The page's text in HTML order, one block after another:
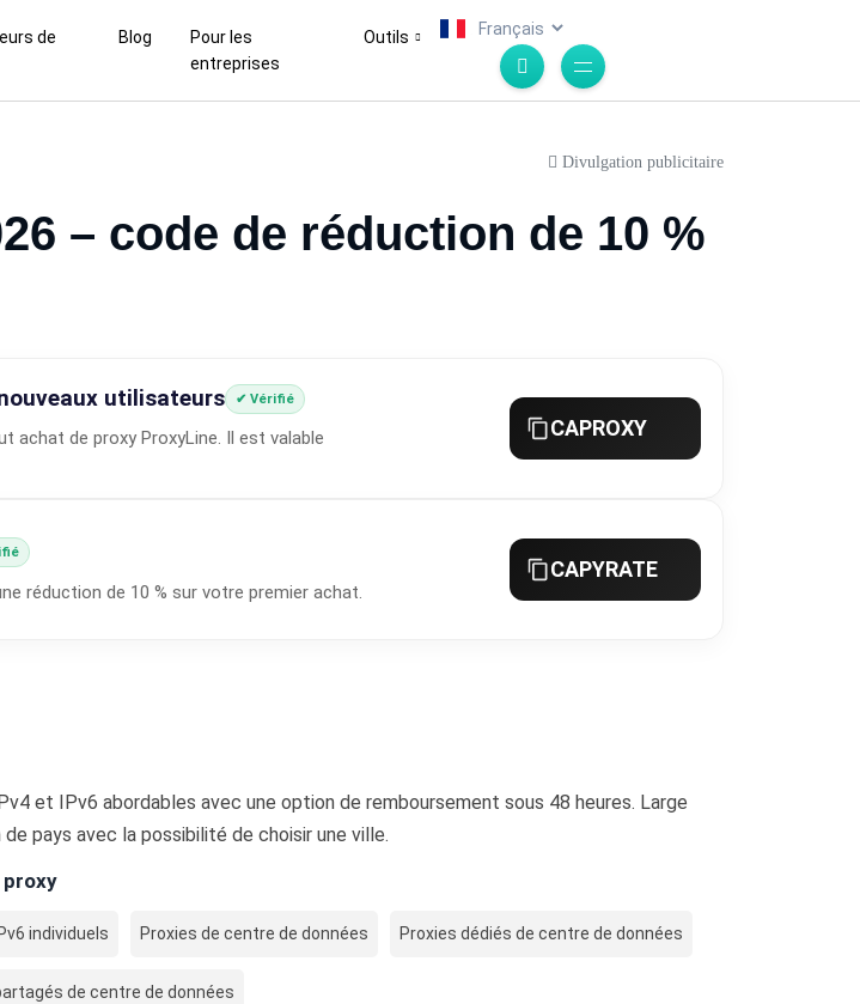
de
Blog
Pour les
entreprises
Outils
Divulgation publicitaire
– code de réduction de 10 %
utilisateurs ✔ Vérifié
achat de proxy ProxyLine. Il est valable
CAPROXY
réduction de 10 % sur votre premier achat.
CAPYRATE
et IPv6 abordables avec une option de remboursement sous 48 heures. Large
pays avec la possibilité de choisir une ville.
proxy
individuels Proxies de centre de données Proxies dédiés de centre de données
de centre de données